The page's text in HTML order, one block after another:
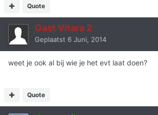
Quote
Gast Vitara 2
Geplaatst 6 Juni, 2014
weet je ook al bij wie je het evt laat doen?
Quote